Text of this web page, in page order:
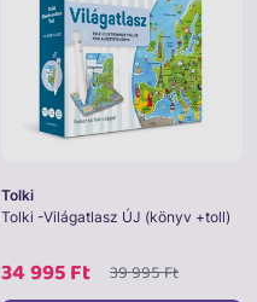
Tolki
Tolki -Világatlasz ÚJ (könyv +toll)
34 995 Ft 39 995 Ft